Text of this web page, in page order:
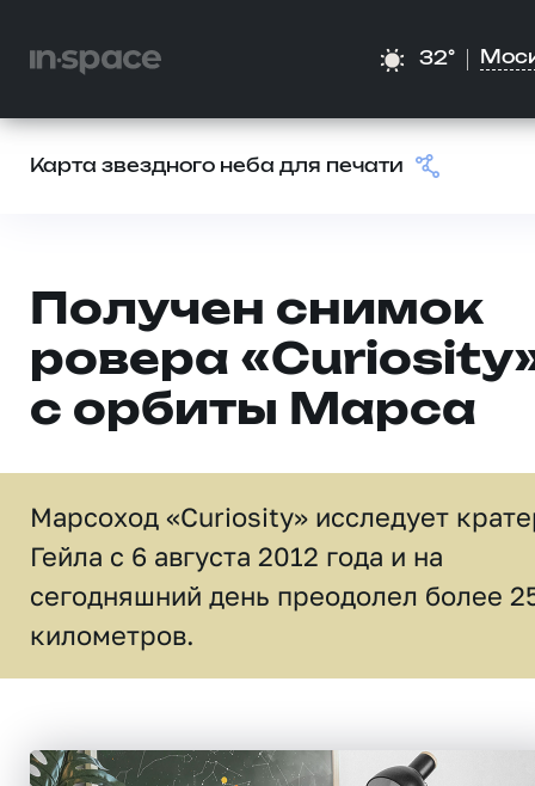
32°
Карта звездного неба для печати
Получен снимок
ровера
с орбиты Марса
Марсоход «Curiosity» исследует
Гейла с 6 августа 2012 года и на
сегодняшний день преодолел более
километров.